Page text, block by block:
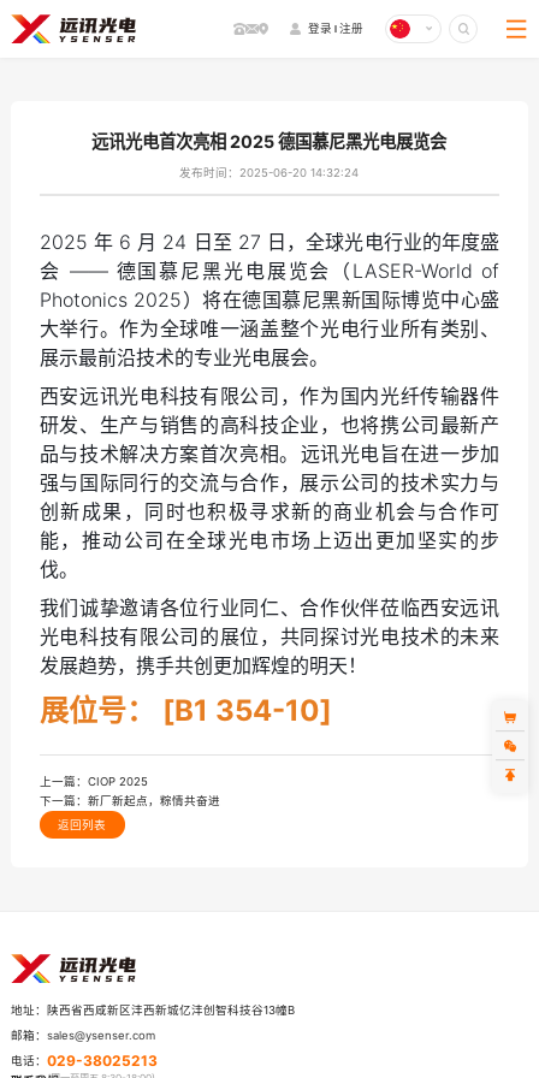
登录 注册
企业介绍 加入我们 企业动态 商务合作
远讯光电首次亮相 2025 德国慕尼黑光电展览会
发布时间：2025-06-20 14:32:24
2025 年 6 月 24 日至 27 日，全球光电行业的年度盛
会 —— 德国慕尼黑光电展览会（LASER-World of
Photonics 2025）将在德国慕尼黑新国际博览中心盛
大举行。作为全球唯一涵盖整个光电行业所有类别、
展示最前沿技术的专业光电展会。
西安远讯光电科技有限公司，作为国内光纤传输器件
研发、生产与销售的高科技企业，也将携公司最新产
品与技术解决方案首次亮相。 远讯光电旨在进一步加
强与国际同行的交流与合作，展示公司的技术实力与
创新成果，同时也积极寻求新的商业机会与合作可
能，推动公司在全球光电市场上迈出更加坚实的步
伐。
我们诚挚邀请各位行业同仁、合作伙伴莅临西安远讯
光电科技有限公司的展位，共同探讨光电技术的未来
发展趋势，携手共创更加辉煌的明天！
展位号： [B1 354-10]
上一篇： CIOP 2025
下一篇： 新厂新起点，粽情共奋进
返回列表
地址： 陕西省西咸新区沣西新城亿沣创智科技谷13幢B
邮箱： sales@ysenser.com
电话： 029-38025213